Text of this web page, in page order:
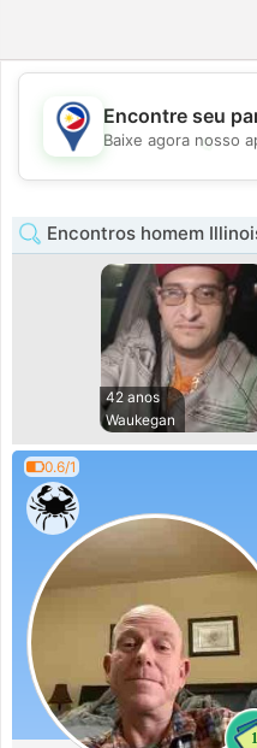
Encontre seu
Baixe agora nosso
Encontros homem
42 anos
Waukegan
0.6/1
1